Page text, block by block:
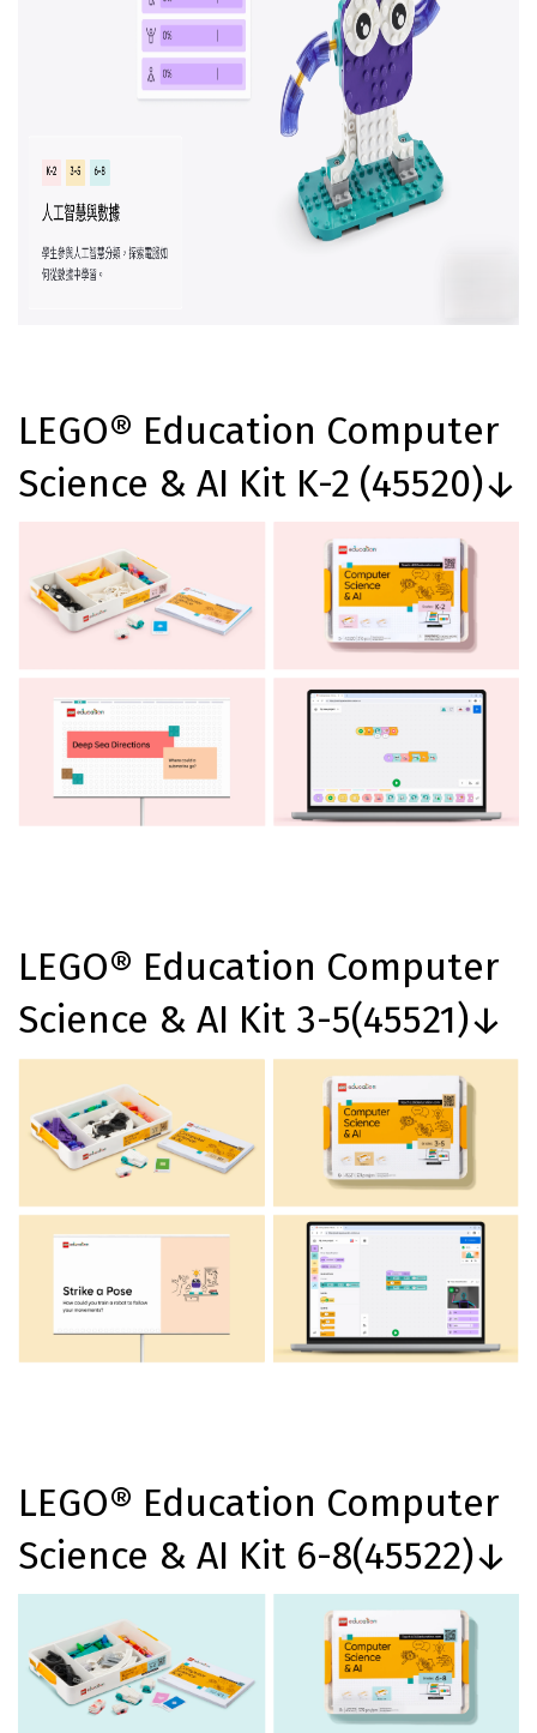
LEGO® Education Computer
Science & AI Kit K-2 (45520)↓
LEGO® Education Computer
Science & AI Kit 3-5(45521)↓
LEGO® Education Computer
Science & AI Kit 6-8(45522)↓